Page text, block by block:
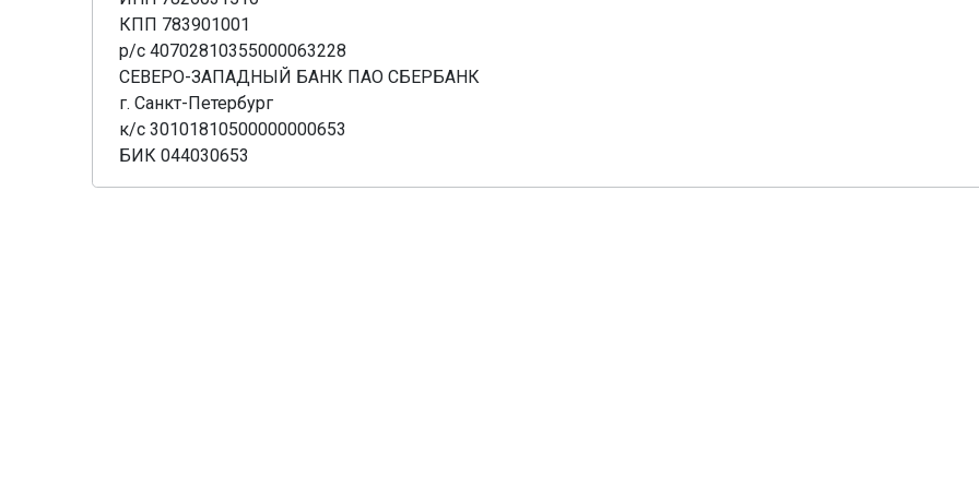
КПП 783901001
р/с 40702810355000063228
СЕВЕРО-ЗАПАДНЫЙ БАНК ПАО СБЕРБАНК
г. Санкт-Петербург
к/с 30101810500000000653
БИК 044030653